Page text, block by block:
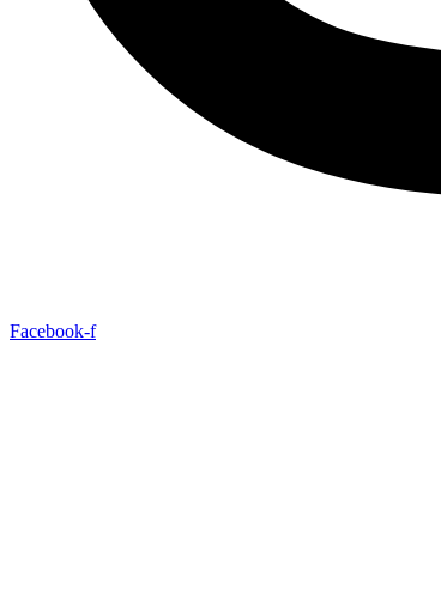
Facebook-f